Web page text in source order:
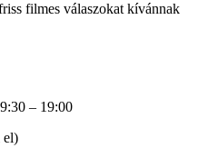
filmes válaszokat kívánnak
– 19:00
el)